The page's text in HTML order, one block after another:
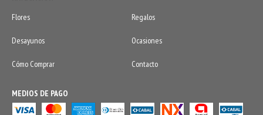
Flores
Regalos
Desayunos Ocasiones
Cómo Comprar Contacto
MEDIOS DE PAGO